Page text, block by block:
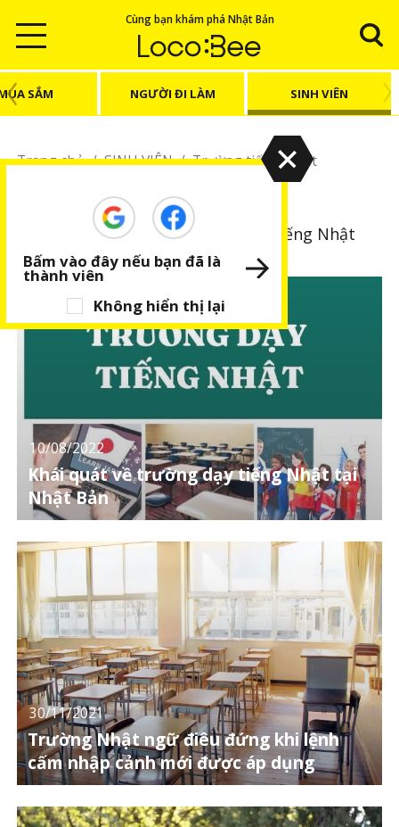
Cùng bạn khám phá Nhật Bản
SẮM NGƯỜI ĐI LÀM SINH VIÊN
Trang chủ/SINH VIÊN/Trường tiếng Nhật
Trường tiếng Nhật
Du học Nhật Bản và bí quyết học tiếng Nhật
10/08/2022
Khái quát về trường dạy tiếng Nhật tại
Nhật Bản
30/11/2021
Trường Nhật ngữ điêu đứng khi lệnh
cấm nhập cảnh mới được áp dụng
Không hiển thị lại
Bấm vào đây nếu bạn đã là
thành viên